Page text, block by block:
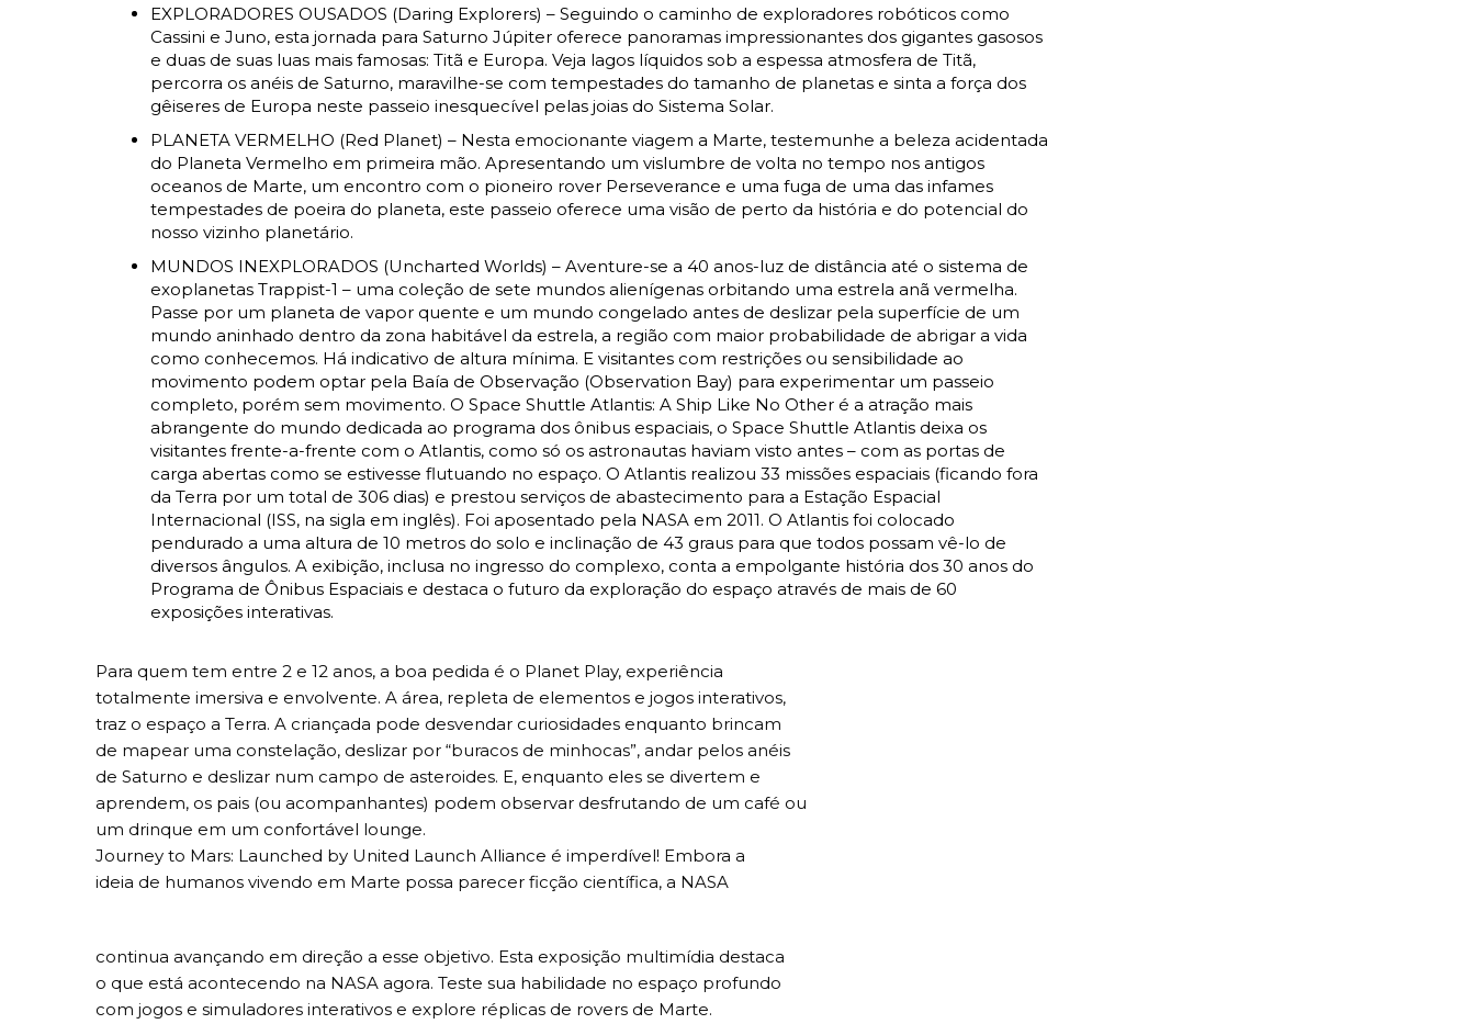
EXPLORADORES OUSADOS (Daring Explorers) – Seguindo o caminho de exploradores robóticos como
Cassini e Juno, esta jornada para Saturno Júpiter oferece panoramas impressionantes dos gigantes gasosos
e duas de suas luas mais famosas: Titã e Europa. Veja lagos líquidos sob a espessa atmosfera de Titã,
percorra os anéis de Saturno, maravilhe-se com tempestades do tamanho de planetas e sinta a força dos
gêiseres de Europa neste passeio inesquecível pelas joias do Sistema Solar.
PLANETA VERMELHO (Red Planet) – Nesta emocionante viagem a Marte, testemunhe a beleza acidentada
do Planeta Vermelho em primeira mão. Apresentando um vislumbre de volta no tempo nos antigos
oceanos de Marte, um encontro com o pioneiro rover Perseverance e uma fuga de uma das infames
tempestades de poeira do planeta, este passeio oferece uma visão de perto da história e do potencial do
nosso vizinho planetário.
MUNDOS INEXPLORADOS (Uncharted Worlds) – Aventure-se a 40 anos-luz de distância até o sistema de
exoplanetas Trappist-1 – uma coleção de sete mundos alienígenas orbitando uma estrela anã vermelha.
Passe por um planeta de vapor quente e um mundo congelado antes de deslizar pela superfície de um
mundo aninhado dentro da zona habitável da estrela, a região com maior probabilidade de abrigar a vida
como conhecemos. Há indicativo de altura mínima. E visitantes com restrições ou sensibilidade ao
movimento podem optar pela Baía de Observação (Observation Bay) para experimentar um passeio
completo, porém sem movimento. O Space Shuttle Atlantis: A Ship Like No Other é a atração mais
abrangente do mundo dedicada ao programa dos ônibus espaciais, o Space Shuttle Atlantis deixa os
visitantes frente-a-frente com o Atlantis, como só os astronautas haviam visto antes – com as portas de
carga abertas como se estivesse flutuando no espaço. O Atlantis realizou 33 missões espaciais (ficando fora
da Terra por um total de 306 dias) e prestou serviços de abastecimento para a Estação Espacial
Internacional (ISS, na sigla em inglês). Foi aposentado pela NASA em 2011. O Atlantis foi colocado
pendurado a uma altura de 10 metros do solo e inclinação de 43 graus para que todos possam vê-lo de
diversos ângulos. A exibição, inclusa no ingresso do complexo, conta a empolgante história dos 30 anos do
Programa de Ônibus Espaciais e destaca o futuro da exploração do espaço através de mais de 60
exposições interativas.
Para quem tem entre 2 e 12 anos, a boa pedida é o Planet Play, experiência
totalmente imersiva e envolvente. A área, repleta de elementos e jogos interativos,
traz o espaço a Terra. A criançada pode desvendar curiosidades enquanto brincam
de mapear uma constelação, deslizar por “buracos de minhocas”, andar pelos anéis
de Saturno e deslizar num campo de asteroides. E, enquanto eles se divertem e
aprendem, os pais (ou acompanhantes) podem observar desfrutando de um café ou
um drinque em um confortável lounge.
Journey to Mars: Launched by United Launch Alliance é imperdível! Embora a
ideia de humanos vivendo em Marte possa parecer ficção científica, a NASA
continua avançando em direção a esse objetivo. Esta exposição multimídia destaca
o que está acontecendo na NASA agora. Teste sua habilidade no espaço profundo
com jogos e simuladores interativos e explore réplicas de rovers de Marte.